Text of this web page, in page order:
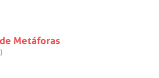
Metáforas